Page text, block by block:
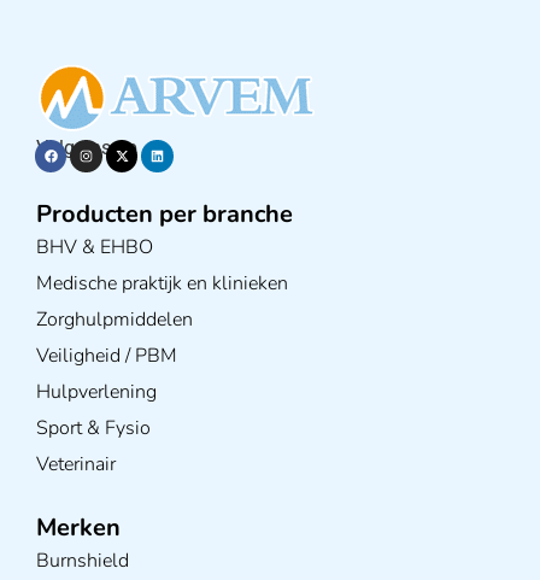
Volg ons op
Producten per branche
BHV & EHBO
Medische praktijk en klinieken
Zorghulpmiddelen
Veiligheid / PBM
Hulpverlening
Sport & Fysio
Veterinair
Merken
Burnshield